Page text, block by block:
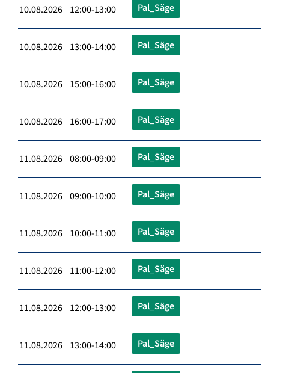
10.08.2026 12:00-13:00 Pal_Säge
10.08.2026 13:00-14:00 Pal_Säge
10.08.2026 15:00-16:00 Pal_Säge
10.08.2026 16:00-17:00 Pal_Säge
11.08.2026 08:00-09:00 Pal_Säge
11.08.2026 09:00-10:00 Pal_Säge
11.08.2026 10:00-11:00 Pal_Säge
11.08.2026 11:00-12:00 Pal_Säge
11.08.2026 12:00-13:00 Pal_Säge
11.08.2026 13:00-14:00 Pal_Säge